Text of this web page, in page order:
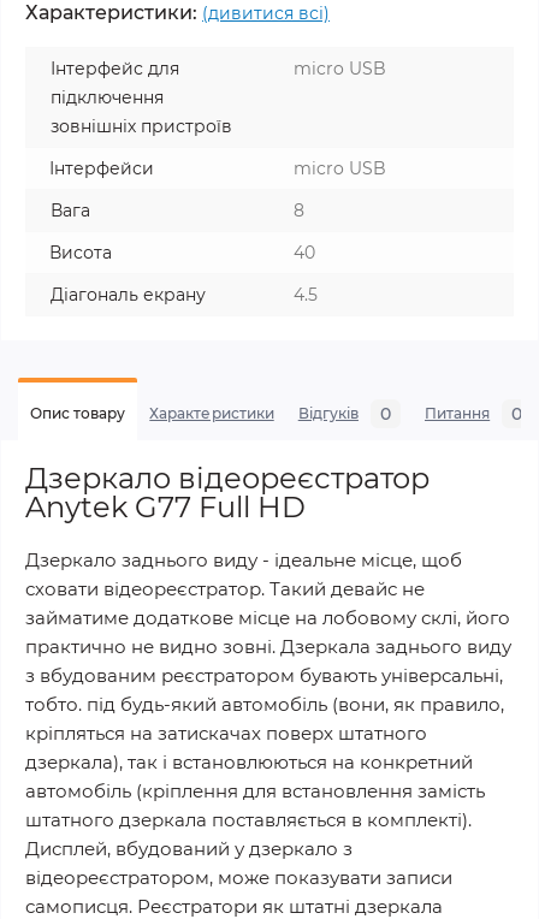
Характеристики: (дивитися всі)
Інтерфейс для
підключення
зовнішніх пристроїв
micro USB
Інтерфейси
micro USB
Вага
8
Висота
40
Діагональ екрану
4.5
Опис товару Характеристики Відгуків 0 Питання 0
Дзеркало відеореєстратор
Anytek G77 Full HD
Дзеркало заднього виду - ідеальне місце, щоб
сховати відеореєстратор. Такий девайс не
займатиме додаткове місце на лобовому склі, його
практично не видно зовні. Дзеркала заднього виду
з вбудованим реєстратором бувають універсальні,
тобто. під будь-який автомобіль (вони, як правило,
кріпляться на затискачах поверх штатного
дзеркала), так і встановлюються на конкретний
автомобіль (кріплення для встановлення замість
штатного дзеркала поставляється в комплекті).
Дисплей, вбудований у дзеркало з
відеореєстратором, може показувати записи
самописця. Реєстратори як штатні дзеркала